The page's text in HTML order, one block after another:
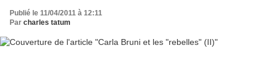
Publié le 11/04/2011 à 12:11
Par charles tatum